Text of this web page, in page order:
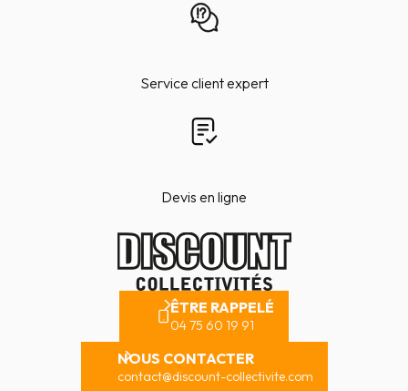
Service client expert
Devis en ligne
ÊTRE RAPPELÉ
04 75 60 19 91
NOUS CONTACTER
contact@discount-collectivite.com